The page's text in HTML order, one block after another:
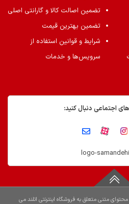
تضمین اصالت کالا و گارانتی اصلی
تضمین بهترین قیمت
شرایط و قوانین استفاده از
سرویس‌ها و خدمات
اجتماعی دنبال کنید:
متنی متعلق به فروشگاه اینترنتی اتلند می